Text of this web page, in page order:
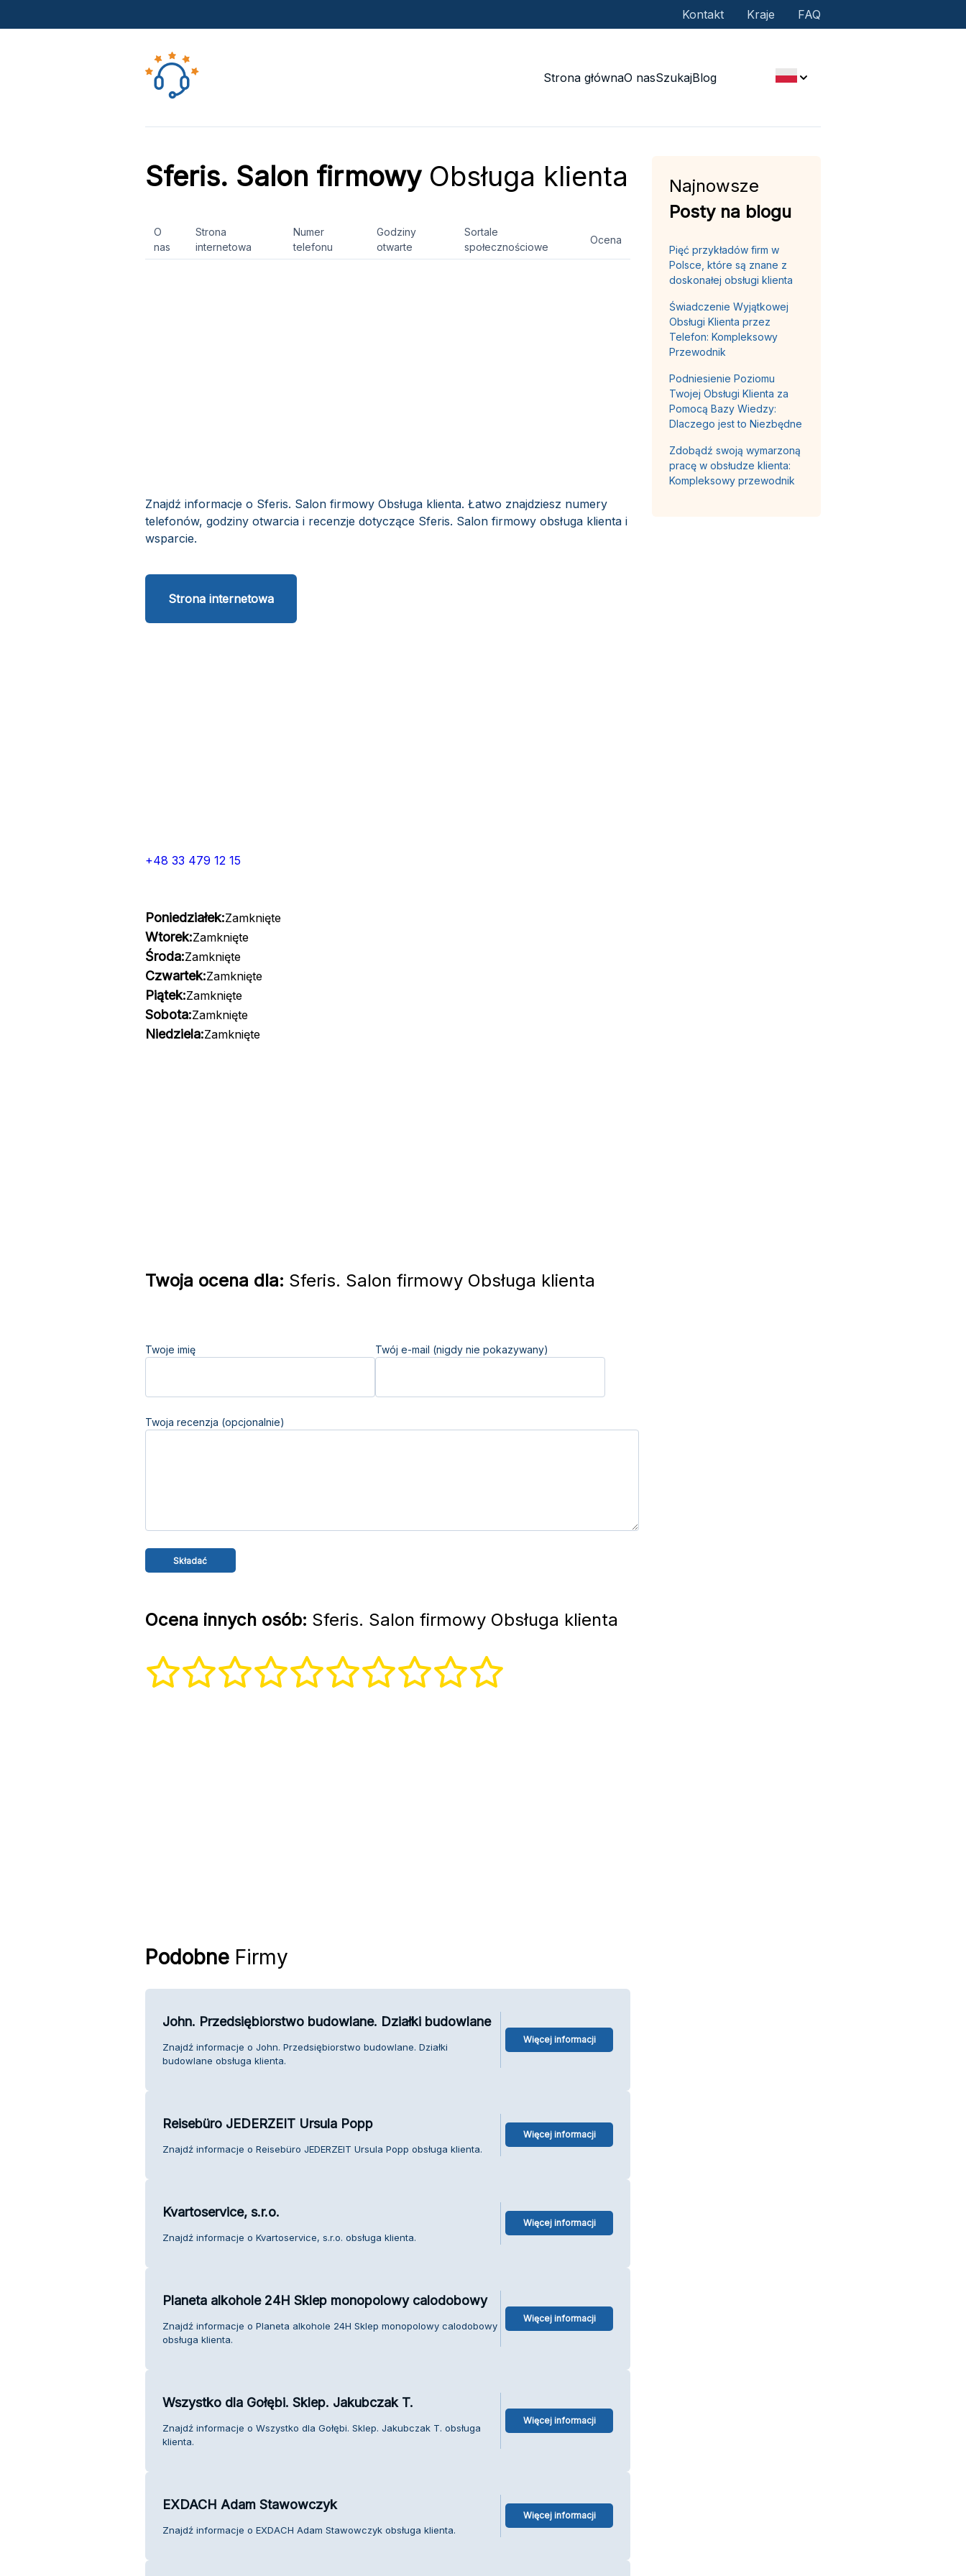
Kontakt Kraje FAQ
Strona głównaO nasSzukajBlog
Sferis. Salon firmowyObsługa klienta
O
nas
Strona
internetowa
Numer
telefonu
Godziny
otwarte
Sortale
społecznościowe
Ocena
Znajdź informacje o Sferis. Salon firmowy Obsługa klienta. Łatwo znajdziesz numery
telefonów, godziny otwarcia i recenzje dotyczące Sferis. Salon firmowy obsługa klienta i
wsparcie.
Strona internetowa
+48 33 479 12 15
Poniedziałek:Zamknięte
Wtorek:Zamknięte
Środa:Zamknięte
Czwartek:Zamknięte
Piątek:Zamknięte
Sobota:Zamknięte
Niedziela:Zamknięte
Twoja ocena dla: Sferis. Salon firmowy Obsługa klienta
Twoje imię Twój e-mail (nigdy nie pokazywany)
Twoja recenzja (opcjonalnie)
Ocena innych osób: Sferis. Salon firmowy Obsługa klienta
PodobneFirmy
John. Przedsiębiorstwo budowlane. Działki budowlane
Znajdź informacje o John. Przedsiębiorstwo budowlane. Działki
budowlane obsługa klienta.
Więcej informacji
Reisebüro JEDERZEIT Ursula Popp
Znajdź informacje o Reisebüro JEDERZEIT Ursula Popp obsługa klienta.
Więcej informacji
Kvartoservice, s.r.o.
Znajdź informacje o Kvartoservice, s.r.o. obsługa klienta.
Więcej informacji
Planeta alkohole 24H Sklep monopolowy calodobowy
Znajdź informacje o Planeta alkohole 24H Sklep monopolowy calodobowy
obsługa klienta.
Więcej informacji
Wszystko dla Gołębi. Sklep. Jakubczak T.
Znajdź informacje o Wszystko dla Gołębi. Sklep. Jakubczak T. obsługa
klienta.
Więcej informacji
EXDACH Adam Stawowczyk
Znajdź informacje o EXDACH Adam Stawowczyk obsługa klienta.
Więcej informacji
Najnowsze
Posty na blogu
Pięć przykładów firm w
Polsce, które są znane z
doskonałej obsługi klienta
Świadczenie Wyjątkowej
Obsługi Klienta przez
Telefon: Kompleksowy
Przewodnik
Podniesienie Poziomu
Twojej Obsługi Klienta za
Pomocą Bazy Wiedzy:
Dlaczego jest to Niezbędne
Zdobądź swoją wymarzoną
pracę w obsłudze klienta:
Kompleksowy przewodnik